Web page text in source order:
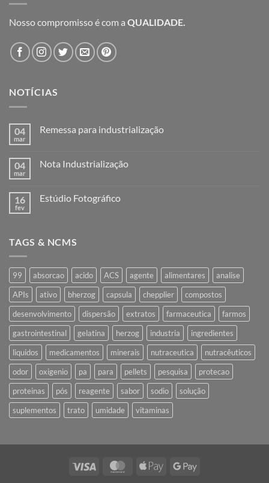
Nosso compromisso é com a QUALIDADE.
NOTÍCIAS
04
mar
Remessa para industrialização
Remessa
04
mar
Nota Industrialização
Nota
16
fev
Estúdio Fotográfico
Fotográfico
TAGS & NCMS
99 absorcao acido ACS agente alimentares
analise
APIs
ativo bherzog capsula chepplier
compostos
desenvolvimento
dispersão extratos farmaceutica
farmos
gastrointestinal
gelatina herzog industria
ingredientes
liquidos
medicamentos minerais nutraceutica
nutracêuticos
odor
oxigenio pa para pellets pesquisa
protecao
proteinas
pós reagente sabor sodio
solução
suplementos
trato umidade vitaminas
Visa MasterCardApple
Google